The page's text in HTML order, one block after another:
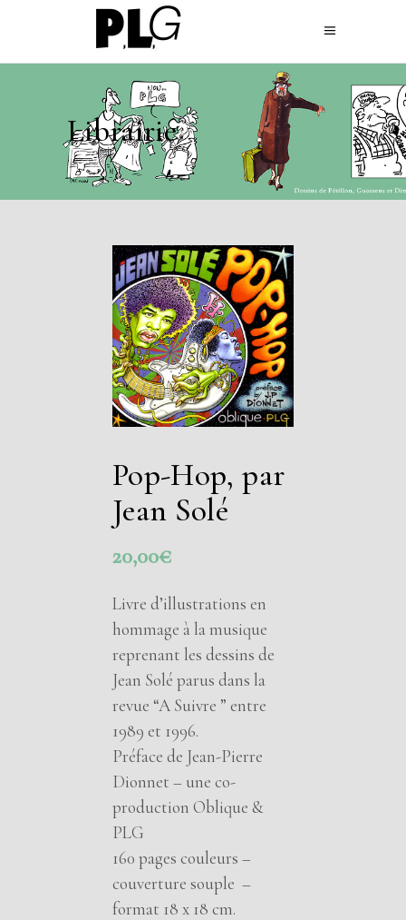
Librairie
Pop-Hop, par
Jean Solé
20,00€
Livre d’illustrations en
hommage à la musique
reprenant les dessins de
Jean Solé parus dans la
revue “A Suivre ” entre
1989 et 1996.
Préface de Jean-Pierre
Dionnet – une co-
production Oblique &
PLG
160 pages couleurs –
couverture souple –
format 18 x 18 cm.